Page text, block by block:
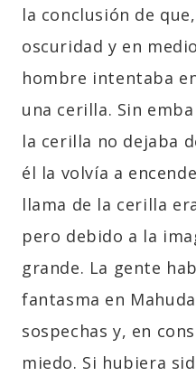
la conclusión de
oscuridad y en
hombre intentaba
una cerilla. Sin
la cerilla no dejaba
él la volvía a
llama de la cerilla
pero debido a la
grande. La gente
fantasma en
sospechas y, en
miedo. Si hubiera